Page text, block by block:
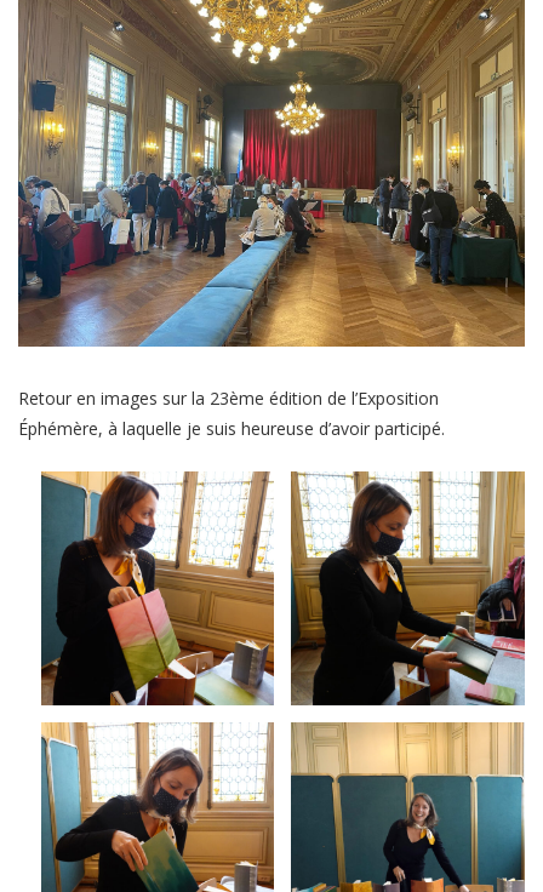
Retour en images sur la 23ème édition de l’Exposition
Éphémère, à laquelle je suis heureuse d’avoir participé.